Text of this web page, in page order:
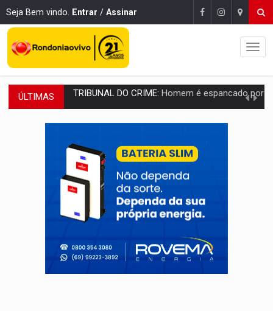
Seja Bem vindo. Entrar / Assinar
ÚLTIMAS VÍDEO:Perseguição é registrada no shopping após colombiana furtar
LUDOPATIA:Apostas online começam a afetar produtividade e rotina
REFLORESTAMENTO:Plantar árvores não será mais suficiente para
OVNIS NA LUA: Cientistas alertam para possível base secreta no satélite
ACABOU COM PEUGEOT:Incêndio destrói carro que era rebocado para oficina
VÍDEO:Ladrão é filmado furtando moto na frente do bar
BOLSAS DE PESQUISA: Iniciativa Amazônia+10 lança chamada para fortalecer